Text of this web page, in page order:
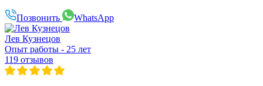
Позвонить WhatsApp
Лев Кузнецов
Опыт работы - 25 лет
119 отзывов